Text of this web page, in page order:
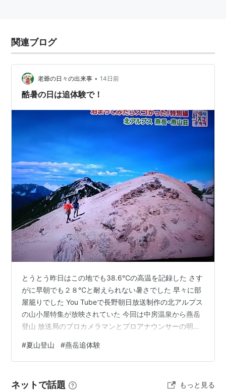
関連ブログ
老爺の日々の出来事 • 14日前
酷暑の日は追体験で！
とうとう昨日はこの地でも38.6℃の高温を記録した さす
がに早朝でも２８℃と耐えられない暑さでした 早々に部
屋籠りでした You Tubeで長野朝日放送制作の北アルプス
の山小屋特集が放映されていた 今回は中房温泉から燕岳
登山 放送局のプロカメラマンとプロアナウンサーの明解
体験した 合戦小屋で「スイカは５００円だったかな」と
老妻と語りながら追体験 燕山荘のテラスで冷たい生ビー
したお歳は？」と声をかけられ「６８歳です」「お元気
#夏山登山 #燕岳追体験
ネットで話題 もっと見る